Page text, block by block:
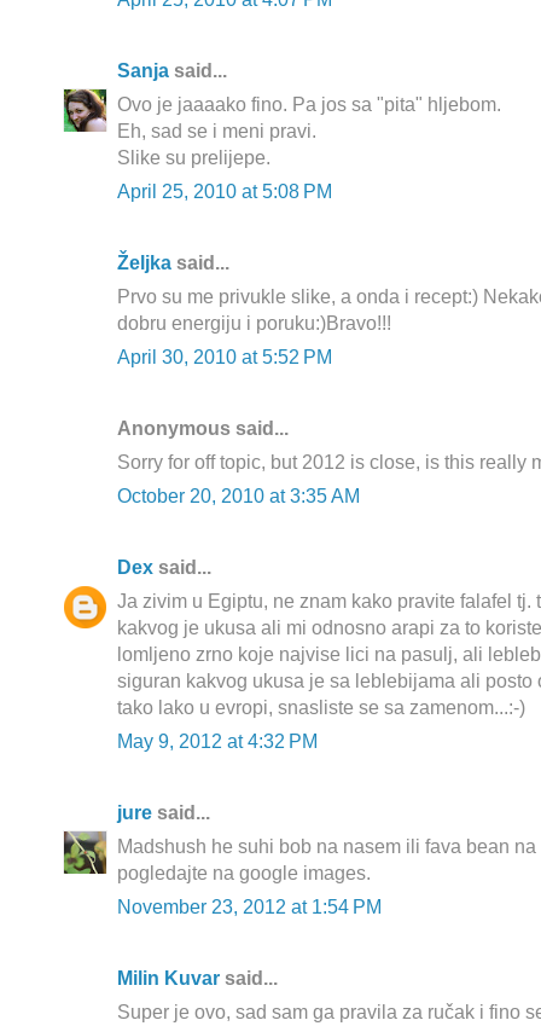
Sanja said...
Ovo je jaaaako fino. Pa jos sa "pita" hljebom.
Eh, sad se i meni pravi.
Slike su prelijepe.
April 25, 2010 at 5:08 PM
Željka said...
Prvo su me privukle slike, a onda i recept:)
dobru energiju i poruku:)Bravo!!!
April 30, 2010 at 5:52 PM
Anonymous said...
Sorry for off topic, but 2012 is close, is this really
October 20, 2010 at 3:35 AM
Dex said...
Ja zivim u Egiptu, ne znam kako pravite falafel tj.
kakvog je ukusa ali mi odnosno arapi za to
lomljeno zrno koje najvise lici na pasulj, ali
siguran kakvog ukusa je sa leblebijama ali posto
tako lako u evropi, snasliste se sa zamenom...:-)
May 9, 2012 at 4:32 PM
jure said...
Madshush he suhi bob na nasem ili fava bean
pogledajte na google images.
November 23, 2012 at 1:54 PM
Milin Kuvar said...
Super je ovo, sad sam ga pravila za ručak i fino